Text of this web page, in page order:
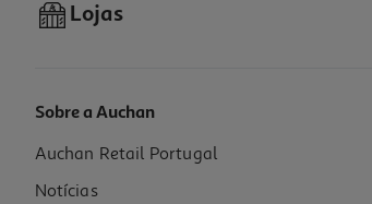
Suplemento Nancare Vitamina D 10ml
990 €/Lt
Lojas
Sobre a Auchan
Auchan Retail Portugal
Notícias